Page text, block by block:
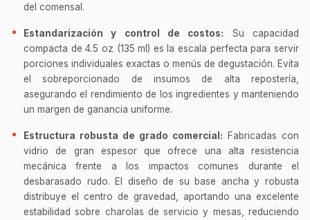
del comensal.
Estandarización y control de costos: Su capacidad
compacta de 4.5 oz (135 ml) es la escala perfecta para servir
porciones individuales exactas o menús de degustación. Evita
el sobreporcionado de insumos de alta repostería,
asegurando el rendimiento de los ingredientes y manteniendo
un margen de ganancia uniforme.
Estructura robusta de grado comercial: Fabricadas con
vidrio de gran espesor que ofrece una alta resistencia
mecánica frente a los impactos comunes durante el
desbarasado rudo. El diseño de su base ancha y robusta
distribuye el centro de gravedad, aportando una excelente
estabilidad sobre charolas de servicio y mesas, reduciendo